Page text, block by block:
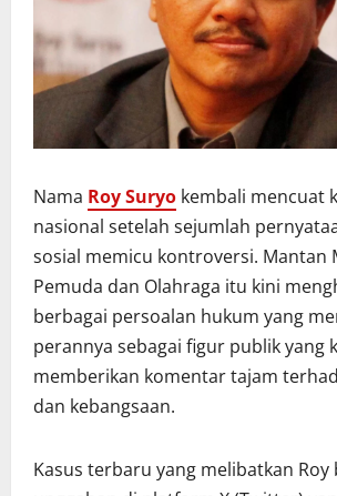
Nama Roy Suryo kembali mencuat
nasional setelah sejumlah
sosial memicu kontroversi. Mantan
Pemuda dan Olahraga itu kini
berbagai persoalan hukum yang
perannya sebagai figur publik yang
memberikan komentar tajam
dan kebangsaan.
Kasus terbaru yang melibatkan